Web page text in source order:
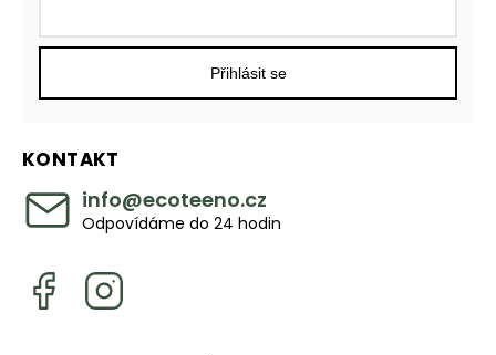
KONTAKT
info@ecoteeno.cz
Odpovídáme do 24 hodin
Přihlásit se